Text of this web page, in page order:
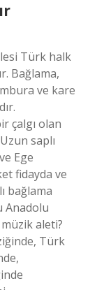
Türk halk
Bağlama,
ve kare
çalgı olan
saplı
Ege
fidayda ve
bağlama
Anadolu
aleti?
Türk